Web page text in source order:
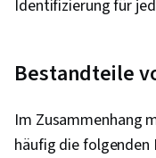
Identifizierung für
Bestandteile
Im Zusammenhang
häufig die